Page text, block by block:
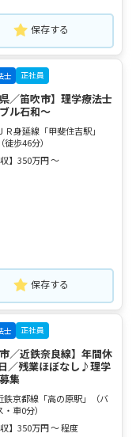
保存する
士 正社員
県／笛吹市】理学療法士
ル石和～
Ｒ身延線「甲斐住吉駅」
（徒歩46分）
】350万円 ～
保存する
士 正社員
市／近鉄奈良線】年間休
／残業ほぼなし♪理学
集
鉄京都線「高の原駅」（バ
・車0分）
】350万円 ～ 程度